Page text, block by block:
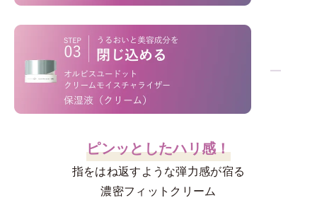
高評価を誇るオルビス屈指の人気洗顔料。泡の密着力
を両立させる設計。
“肌のすみずみ*1”にしみわたる！
むちっとしたハリを叶える
うるおい充満ローション
−
ピンッとしたハリ感！
指をはね返すような弾力感が宿る
濃密フィットクリーム